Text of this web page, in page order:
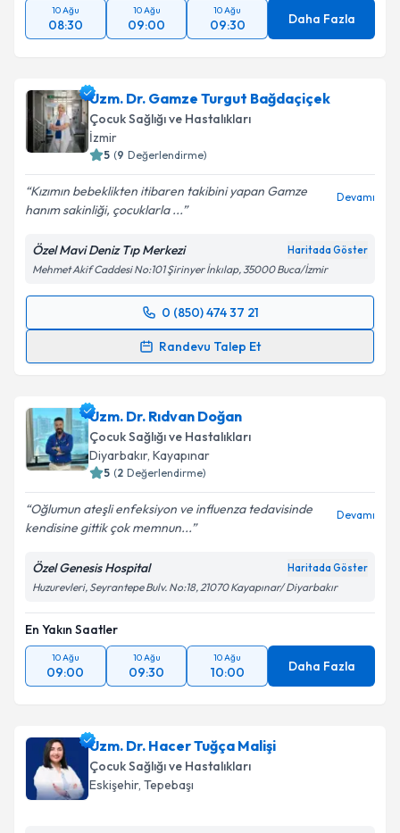
10 Ağu
08:30
10 Ağu
09:00
10 Ağu
09:30 Daha Fazla
Uzm. Dr. Gamze Turgut Bağdaçiçek
Çocuk Sağlığı ve Hastalıkları
İzmir
5 (9 Değerlendirme)
Kızımın bebeklikten itibaren takibini yapan Gamze
hanım sakinliği, çocuklarla ...
Devamı
Özel Mavi Deniz Tıp Merkezi Haritada Göster
Mehmet Akif Caddesi No:101 Şirinyer İnkılap, 35000 Buca/İzmir
0 (850) 474 37 21
Randevu Talep Et
Randevu Takvimi Talebi
almanız için bir takvim hazırlandığında e-posta ile
bilgilendireceğiz.
E-posta Adresiniz
Metni'ni okudum ve kişisel verilerimin belirtilen
kapsamda işlenmesini kabul ediyorum.
Takvim Talebini Gönder
Uzm. Dr. Rıdvan Doğan
Çocuk Sağlığı ve Hastalıkları
Diyarbakır, Kayapınar
5 (2 Değerlendirme)
Oğlumun ateşli enfeksiyon ve influenza tedavisinde
kendisine gittik çok memnun...
Devamı
Özel Genesis Hospital Haritada Göster
Huzurevleri, Seyrantepe Bulv. No:18, 21070 Kayapınar/ Diyarbakır
En Yakın Saatler
10 Ağu
09:00
10 Ağu
09:30
10 Ağu
10:00 Daha Fazla
Uzm. Dr. Hacer Tuğça Malişi
Çocuk Sağlığı ve Hastalıkları
Eskişehir, Tepebaşı